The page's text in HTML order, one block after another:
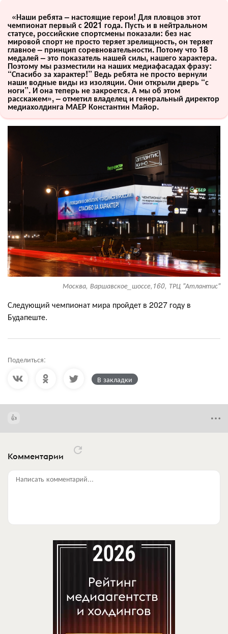
«Наши ребята – настоящие герои! Для пловцов этот
чемпионат первый с 2021 года. Пусть и в нейтральном
статусе, российские спортсмены показали: без нас
мировой спорт не просто теряет зрелищность, он теряет
главное – принцип соревновательности. Потому что 18
медалей – это показатель нашей силы, нашего характера.
Поэтому мы разместили на наших медиафасадах фразу:
“Спасибо за характер!” Ведь ребята не просто вернули
наши водные виды из изоляции. Они открыли дверь “с
ноги”. И она теперь не закроется. А мы об этом
расскажем», – отметил владелец и генеральный директор
медиахолдинга МАЕР Константин Майор.
Москва, Варшавское_шоссе,160, ТРЦ "Атлантис"
Следующий чемпионат мира пройдет в 2027 году в
Будапеште.
Поделиться:
В закладки
Комментарии
Написать комментарий...